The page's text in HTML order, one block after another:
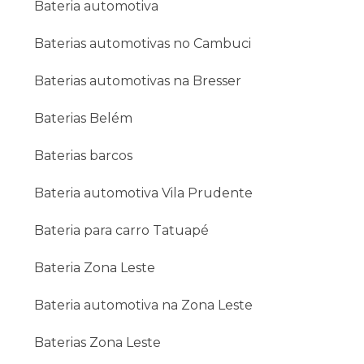
Manter os componentes elétricos ativos mesmo
Ativar os desembaçadores dos vidros dianteiros e
Ligar o sistema de ar condicionado;
Entre outras aplicações.
Benefícios de contratar a loja de
baterias automotivas Alpe
Baterias
automotivas no Cambuci, você terá acesso a uma
a seguir alguns deles:
Assistência técnica especializada;
Bateria automotiva
Baterias automotivas no Cambuci
Baterias automotivas na Bresser
Baterias Belém
Baterias barcos
Bateria automotiva Vila Prudente
Bateria para carro Tatuapé
Bateria Zona Leste
Bateria automotiva na Zona Leste
Baterias Zona Leste